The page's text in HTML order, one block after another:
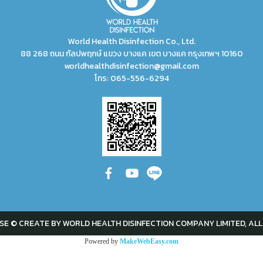
World Health Disinfection Co., Ltd.
88 268 ถนน กัลปพฤกษ์ แขวง บางแค เขต บางแค กรุงเทพฯ 10160
worldhealthdisinfection@gmail.com
โทร:065-556-6294
© CREATE BY WORLD HEALTH DISINFECTION COMPANY LIMITED,
Powered by MakeWebEasy.com